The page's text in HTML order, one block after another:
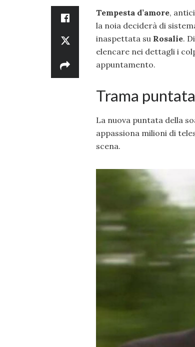
Tempesta d’amore,
la noia deciderà di
inaspettata su Rosalie.
elencare nei dettagli i
appuntamento.
Trama
La nuova puntata della
appassiona milioni di
scena.